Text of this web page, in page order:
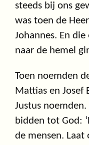
steeds bij ons
was toen de
Johannes. En
naar de hemel
Toen noemden
Mattias en Josef
Justus
bidden tot God:
de mensen. Laat